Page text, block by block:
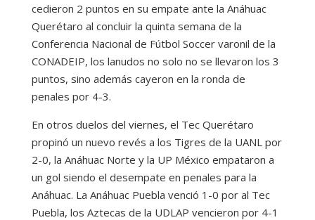
cedieron 2 puntos en su empate ante la Anáhuac
Querétaro al concluir la quinta semana de la
Conferencia Nacional de Fútbol Soccer varonil de la
CONADEIP, los lanudos no solo no se llevaron los 3
puntos, sino además cayeron en la ronda de
penales por 4-3.
En otros duelos del viernes, el Tec Querétaro
propinó un nuevo revés a los Tigres de la UANL por
2-0, la Anáhuac Norte y la UP México empataron a
un gol siendo el desempate en penales para la
Anáhuac. La Anáhuac Puebla venció 1-0 por al Tec
Puebla, los Aztecas de la UDLAP vencieron por 4-1